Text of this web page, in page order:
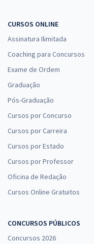
CURSOS ONLINE
Assinatura Ilimitada
Coaching para Concursos
Exame de Ordem
Graduação
Pós-Graduação
Cursos por Concurso
Cursos por Carreira
Cursos por Estado
Cursos por Professor
Oficina de Redação
Cursos Online Gratuitos
CONCURSOS PÚBLICOS
Concursos 2026